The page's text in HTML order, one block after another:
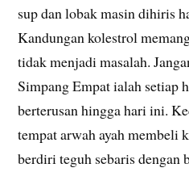
sup dan lobak masin dihiris
Kandungan kolestrol
tidak menjadi masalah.
Simpang Empat ialah setiap
berterusan hingga hari ini.
tempat arwah ayah membeli
berdiri teguh sebaris dengan